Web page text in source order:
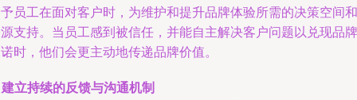
员工在面对客户时，为维护和提升品牌体验所需的决策空间和
支持。当员工感到被信任，并能自主解决客户问题以兑现品牌
时，他们会更主动地传递品牌价值。
建立持续的反馈与沟通机制